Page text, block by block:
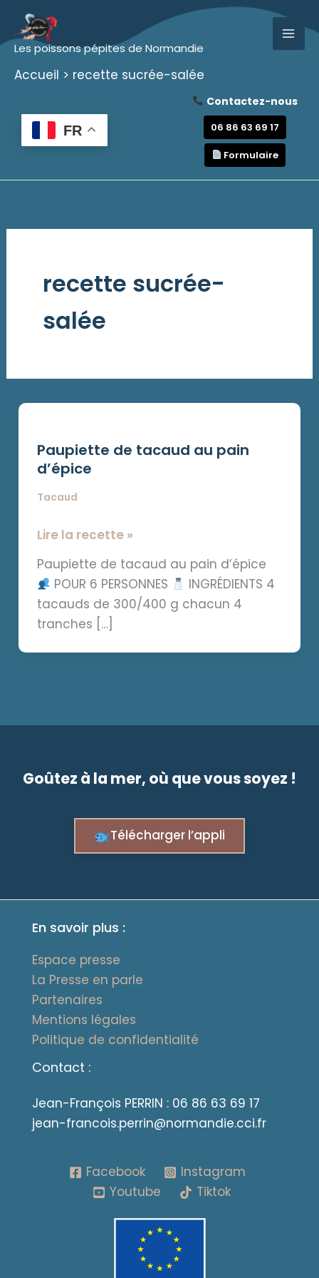
au
contenu
Les poissons pépites de Normandie
Accueil recette sucrée-salée
FR
Contactez-nous
06 86 63 69 17
Formulaire
recette sucrée-
salée
Paupiette de tacaud au pain
d’épice
Tacaud
tacaud
au
pain
Lire la recette »
Paupiette de tacaud au pain d’épice
POUR 6 PERSONNES
INGRÉDIENTS 4
tacauds de 300/400 g chacun 4
tranches […]
Goûtez à la mer, où que vous soyez !
Télécharger l’appli
En savoir plus :
Espace presse
La Presse en parle
Partenaires
Mentions légales
Politique de confidentialité
Contact :
Jean-François PERRIN : 06 86 63 69 17
jean-francois.perrin@normandie.cci.fr
Facebook
Instagram
Youtube
Tiktok